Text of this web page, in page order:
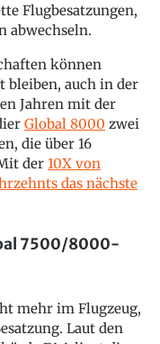
Flugbesatzungen,
abwechseln.
können
bleiben, auch in der
Jahren mit der
Global 8000 zwei
die über 16
der 10X von
das nächste
7500/8000-
mehr im Flugzeug,
Laut den